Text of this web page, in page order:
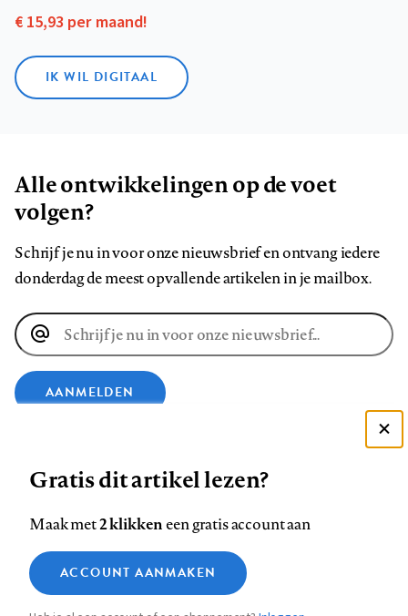
€ 15,93 per maand!
IK WIL DIGITAAL
Alle ontwikkelingen op de voet
volgen?
Schrijf je nu in voor onze nieuwsbrief en ontvang iedere
donderdag de meest opvallende artikelen in je mailbox.
E-
mailadres
AANMELDEN
op
Facebook
op
LinkedIn
op
Bluesky
ons
op
InstagramYouTube
Footer
Contact Colofon Disclaimer Privacy
Medische vragen verdienen
betrouwbare antwoorden
Zie onze cookie policy
Analytische cookies
Gratis dit artikel lezen?
Maak met2 klikkeneen gratis account aan
ACCOUNT AANMAKEN